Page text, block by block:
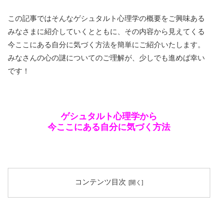
この記事ではそんなゲシュタルト心理学の概要をご興味ある
みなさまに紹介していくとともに、その内容から見えてくる
今ここにある自分に気づく方法を簡単にご紹介いたします。
みなさんの心の謎についてのご理解が、少しでも進めば幸い
です！
ゲシュタルト心理学から
今ここにある自分に気づく方法
コンテンツ目次